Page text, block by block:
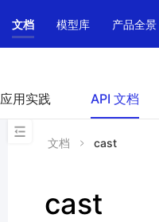
文档 模型库 产品全景
应用实践 API 文档
文档 cast
cast